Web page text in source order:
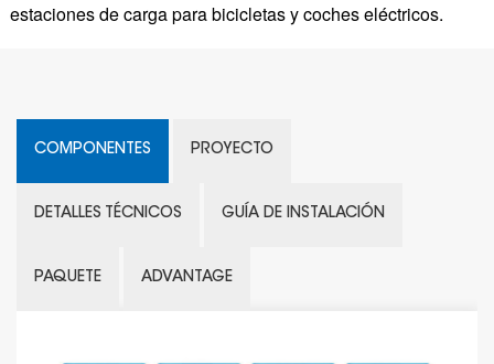
estaciones de carga para bicicletas y coches eléctricos.
COMPONENTES PROYECTO
DETALLES TÉCNICOS GUÍA DE INSTALACIÓN
PAQUETE ADVANTAGE